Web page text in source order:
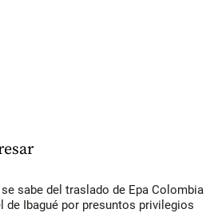
sabe del traslado de Epa Colombia
de Ibagué por presuntos privilegios